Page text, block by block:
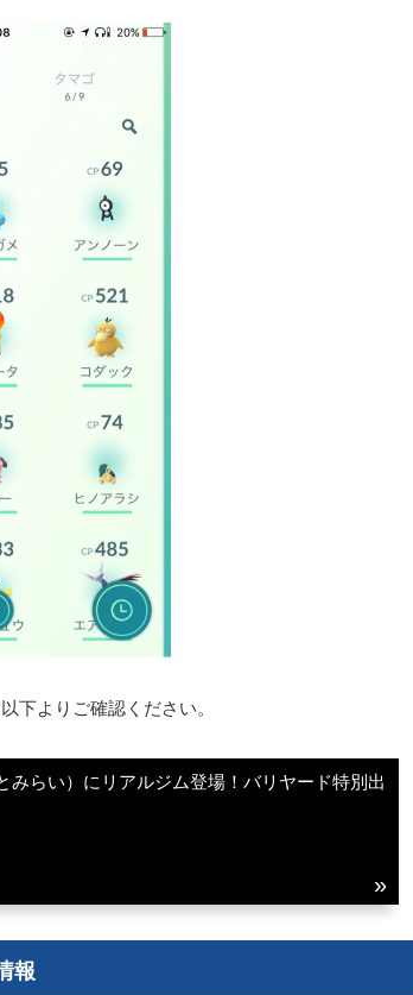
下よりご確認ください。
みらい）にリアルジム登場！バリヤード特別出
報